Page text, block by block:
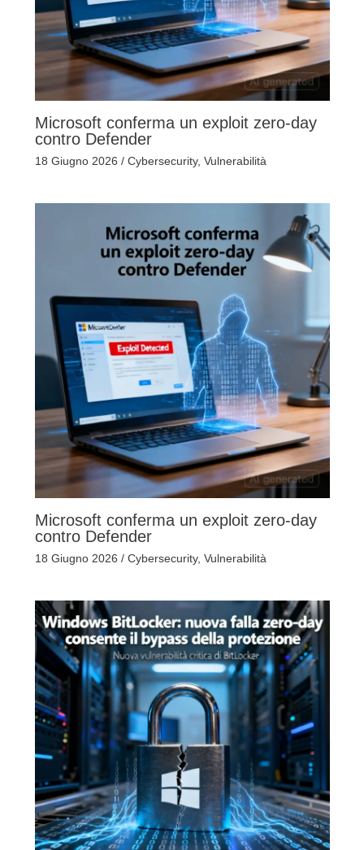
Microsoft conferma un exploit zero-day
contro Defender
18 Giugno 2026 / Cybersecurity, Vulnerabilità
Microsoft conferma un exploit zero-day
contro Defender
18 Giugno 2026 / Cybersecurity, Vulnerabilità